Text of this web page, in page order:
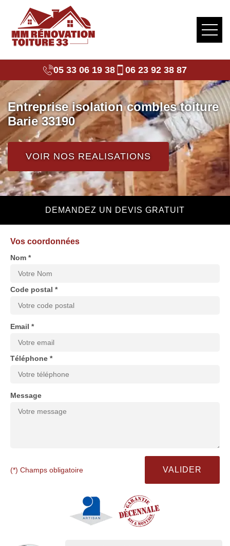
05 33 06 19 38 06 23 92 38 87
Entreprise isolation combles toiture
Barie 33190
VOIR NOS REALISATIONS
DEMANDEZ UN DEVIS GRATUIT
Vos coordonnées
Nom *
Code postal *
Email *
Téléphone *
Message
(*) Champs obligatoire